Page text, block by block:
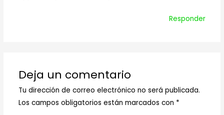
Responder
Deja un comentario
Tu dirección de correo electrónico no será publicada.
Los campos obligatorios están marcados con *